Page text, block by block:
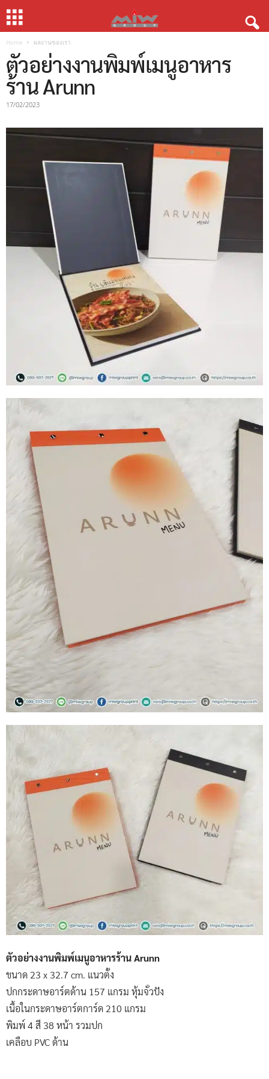
Home ผลงานของเรา
ตัวอย่างงานพิมพ์เมนูอาหาร
ร้าน Arunn
17/02/2023
ตัวอย่างงานพิมพ์เมนูอาหารร้าน Arunn
ขนาด 23 x 32.7 cm. แนวตั้ง
ปกกระดาษอาร์ตด้าน 157 แกรม หุ้มจั่วปัง
เนื้อในกระดาษอาร์ตการ์ด 210 แกรม
พิมพ์ 4 สี 38 หน้า รวมปก
เคลือบ PVC ด้าน